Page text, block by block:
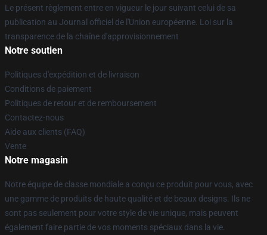
Le présent règlement entre en vigueur le jour suivant celui de sa
publication au Journal officiel de l'Union européenne. Loi sur la
transparence de la chaîne d'approvisionnement
Notre soutien
Politiques d'expédition et de livraison
Conditions de paiement
Politiques de retour et de remboursement
Contactez-nous
Aide aux clients (FAQ)
Vente
Notre magasin
Notre équipe de classe mondiale a conçu ce produit pour vous, avec
une gamme de produits de haute qualité et de beaux designs. Ils ne
sont pas seulement pour votre style de vie unique, mais peuvent
également faire partie de vos moments spéciaux dans la vie.